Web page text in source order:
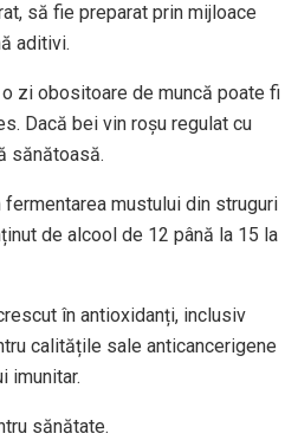
să fie preparat prin mijloace
aditivi.
zi obositoare de muncă poate fi
Dacă bei vin roșu regulat cu
sănătoasă.
mustului din struguri
de alcool de 12 până la 15 la
în antioxidanți, inclusiv
calitățile sale anticancerigene
imunitar.
sănătate.